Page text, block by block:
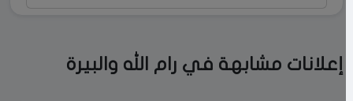
إعلانات مشابهة في رام الله والبيرة